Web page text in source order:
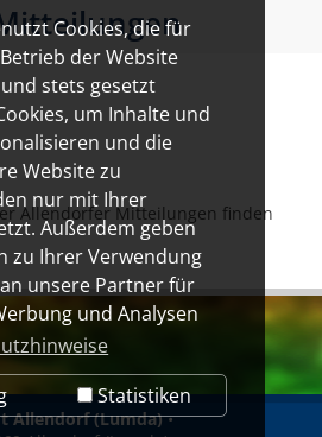
Cookies, die für
der Website
stets gesetzt
um Inhalte und
und die
Website zu
nur mit Ihrer
Außerdem geben
zu Ihrer Verwendung
unsere Partner für
und Analysen
Statistiken
Allendorfer Mitteilungen finden
Allendorf (Lumda)•